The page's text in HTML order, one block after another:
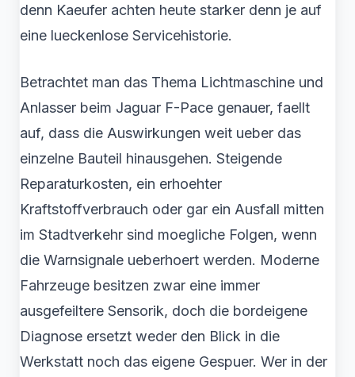
denn Kaeufer achten heute starker denn je auf
eine lueckenlose Servicehistorie.
Betrachtet man das Thema Lichtmaschine und
Anlasser beim Jaguar F-Pace genauer, faellt
auf, dass die Auswirkungen weit ueber das
einzelne Bauteil hinausgehen. Steigende
Reparaturkosten, ein erhoehter
Kraftstoffverbrauch oder gar ein Ausfall mitten
im Stadtverkehr sind moegliche Folgen, wenn
die Warnsignale ueberhoert werden. Moderne
Fahrzeuge besitzen zwar eine immer
ausgefeiltere Sensorik, doch die bordeigene
Diagnose ersetzt weder den Blick in die
Werkstatt noch das eigene Gespuer. Wer in der